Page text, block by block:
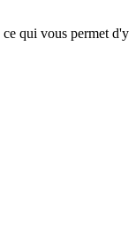
ce qui vous permet d'y